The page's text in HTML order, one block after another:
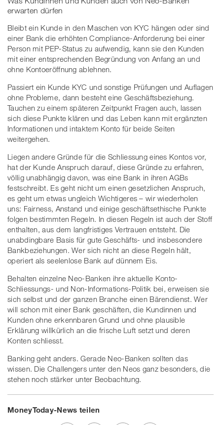
erwarten dürfen
Bleibt ein Kunde in den Maschen von KYC hängen oder sind
einer Bank die erhöhten Compliance-Anforderung bei einer
Person mit PEP-Status zu aufwendig, kann sie den Kunden
mit einer entsprechenden Begründung von Anfang an und
ohne Kontoeröffnung ablehnen.
Passiert ein Kunde KYC und sonstige Prüfungen und Auflagen
ohne Probleme, dann besteht eine Geschäftsbeziehung.
Tauchen zu einem späteren Zeitpunkt Fragen auch, lassen
sich diese Punkte klären und das Leben kann mit ergänzten
Informationen und intaktem Konto für beide Seiten
weitergehen.
Liegen andere Gründe für die Schliessung eines Kontos vor,
hat der Kunde Anspruch darauf, diese Gründe zu erfahren,
völlig unabhängig davon, was eine Bank in ihren AGBs
festschreibt. Es geht nicht um einen gesetzlichen Anspruch,
es geht um etwas ungleich Wichtigeres – wir wiederholen
uns: Fairness, Anstand und einige geschäftsethische Punkte
folgen bestimmten Regeln. In diesen Regeln ist auch der Stoff
enthalten, aus dem langfristiges Vertrauen entsteht. Die
unabdingbare Basis für gute Geschäfts- und insbesondere
Bankbeziehungen. Wer sich nicht an diese Regeln hält,
operiert als seelenlose Bank auf dünnem Eis.
Behalten einzelne Neo-Banken ihre aktuelle Konto-
Schliessungs- und Non-Informations-Politik bei, erweisen sie
sich selbst und der ganzen Branche einen Bärendienst. Wer
will schon mit einer Bank geschäften, die Kundinnen und
Kunden ohne erkennbaren Grund und ohne plausible
Erklärung willkürlich an die frische Luft setzt und deren
Konten schliesst.
Banking geht anders. Gerade Neo-Banken sollten das
wissen. Die Challengers unter den Neos ganz besonders, die
stehen noch stärker unter Beobachtung.
MoneyToday-News teilen